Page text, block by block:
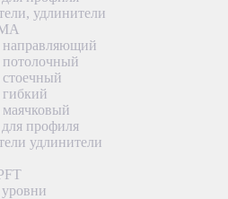
удлинители
профиля
удлинители